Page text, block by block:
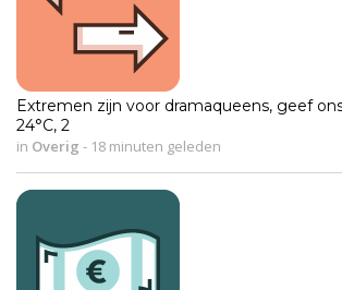
Extremen zijn voor dramaqueens, geef
24°C, 2
in Overig - 18 minuten geleden